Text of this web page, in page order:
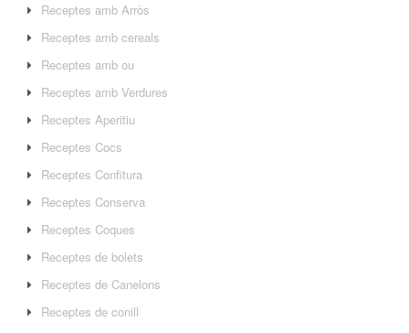
Receptes amb Arròs
Receptes amb cereals
Receptes amb ou
Receptes amb Verdures
Receptes Aperitiu
Receptes Cocs
Receptes Confitura
Receptes Conserva
Receptes Coques
Receptes de bolets
Receptes de Canelons
Receptes de conill